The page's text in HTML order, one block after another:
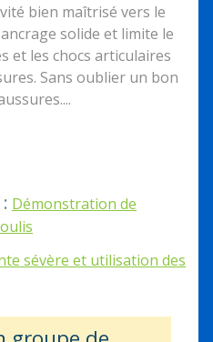
bien maîtrisé vers le
solide et limite le
et les chocs articulaires
Sans oublier un bon
Démonstration de
sévère et utilisation des